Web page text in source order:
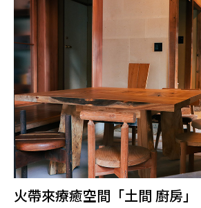
火帶來療癒空間「土間 廚房」